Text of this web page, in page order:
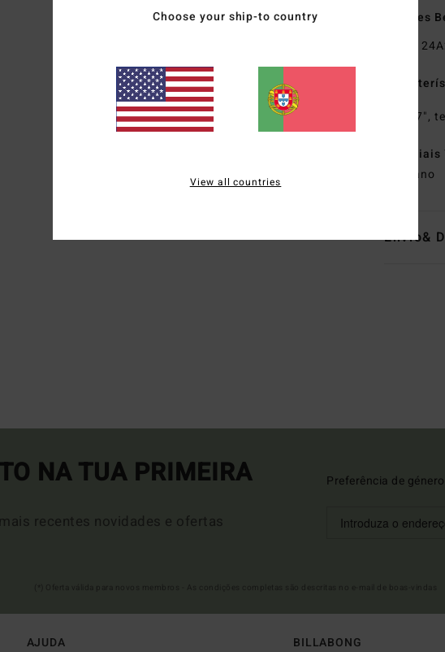
Calções
17",
Materiais
Elastano
Envio&
NA TUA PRIMEIRA
recentes novidades e ofertas
Preferência de género
AJUDA BILLABONG
Choose your ship-to country
View all countries